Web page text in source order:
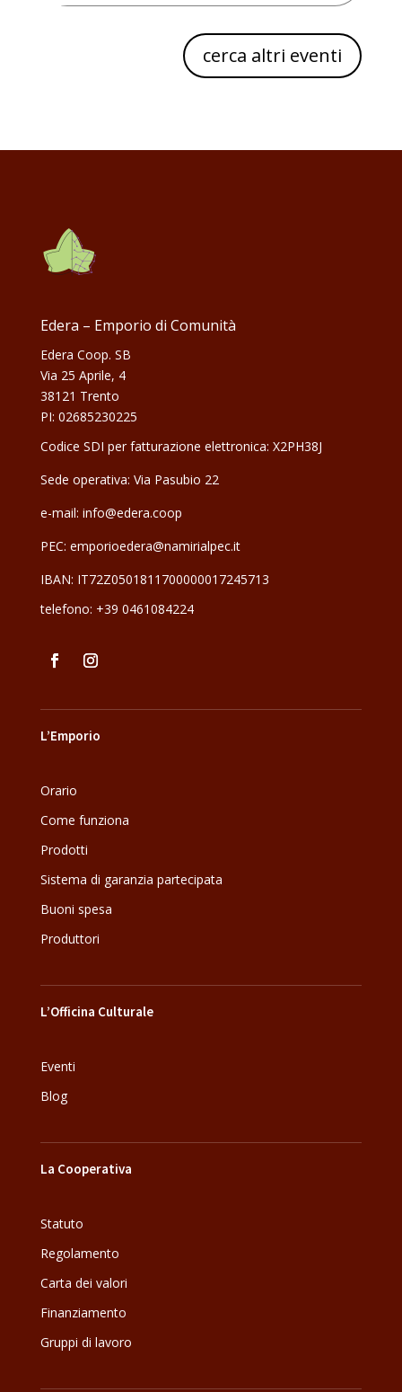
cerca altri eventi
Edera – Emporio di Comunità
Edera Coop. SB
Via 25 Aprile, 4
38121 Trento
PI: 02685230225
Codice SDI per fatturazione elettronica: X2PH38J
Sede operativa: Via Pasubio 22
e-mail: info@edera.coop
PEC: emporioedera@namirialpec.it
IBAN: IT72Z0501811700000017245713
telefono: +39 0461084224
L’Emporio
Orario
Come funziona
Prodotti
Sistema di garanzia partecipata
Buoni spesa
Produttori
L’Officina Culturale
Eventi
Blog
La Cooperativa
Statuto
Regolamento
Carta dei valori
Finanziamento
Gruppi di lavoro